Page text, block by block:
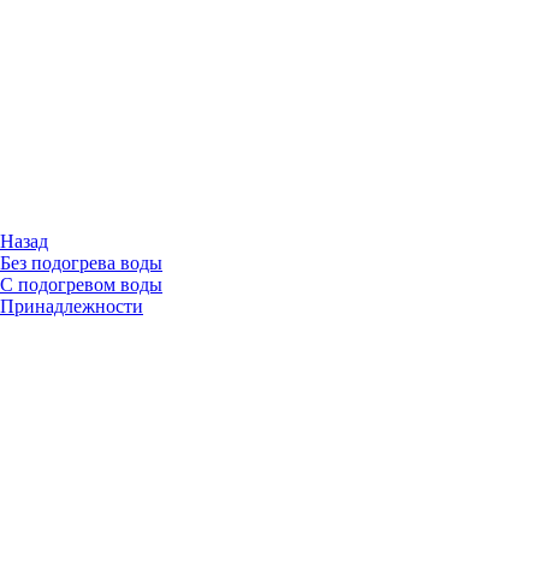
Назад
Без подогрева воды
С подогревом воды
Принадлежности